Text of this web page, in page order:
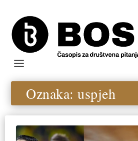
Oznaka:uspjeh